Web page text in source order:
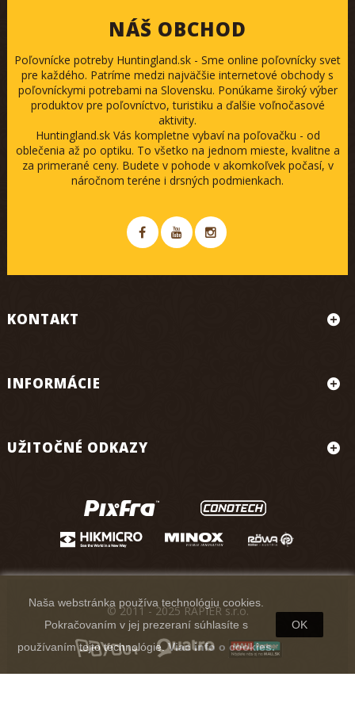
NÁŠ OBCHOD
Poľovnícke potreby Huntingland.sk - Sme online poľovnícky svet
pre každého. Patríme medzi najväčšie internetové obchody s
poľovníckymi potrebami na Slovensku. Ponúkame široký výber
produktov pre poľovníctvo, turistiku a ďalšie voľnočasové
aktivity.
Huntingland.sk Vás kompletne vybaví na poľovačku - od
oblečenia až po optiku. To všetko na jednom mieste, kvalitne a
za primerané ceny. Budete v pohode v akomkoľvek počasí, v
náročnom teréne i drsných podmienkach.
KONTAKT
INFORMÁCIE
UŽITOČNÉ ODKAZY
Naša webstránka používa technológiu cookies.
Pokračovaním v jej prezeraní súhlasíte s
používaním tejto technológie.Viac info o cookies.
OK
© 2011 - 2025 RAPIER s.r.o.